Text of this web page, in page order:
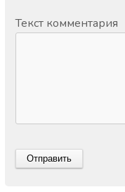
Текст комментария